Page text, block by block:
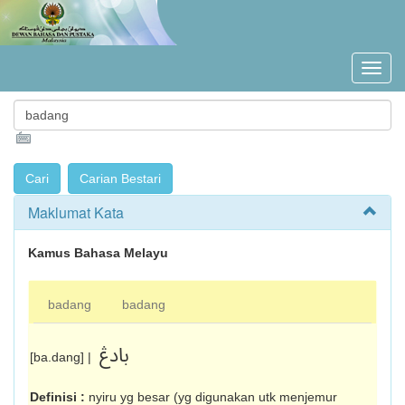
Maklumat Kata
Kamus Bahasa Melayu
badang badang
[ba.dang] | بادڠ
Definisi : nyiru yg besar (yg digunakan utk menjemur